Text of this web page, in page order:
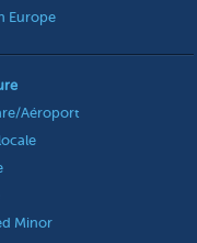
Europe
Aéroport
Minor